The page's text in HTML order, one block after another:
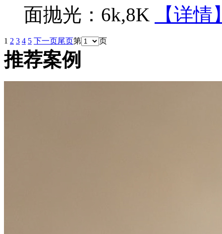
面抛光：6k,8K
【详情
1 2 3 4 5 下一页尾页第 页
推荐案例